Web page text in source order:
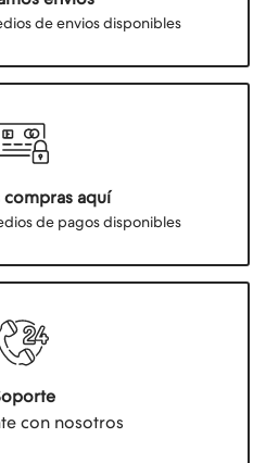
de envios disponibles
compras aquí
de pagos disponibles
con nosotros